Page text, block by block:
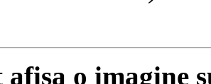
afişa o imagine